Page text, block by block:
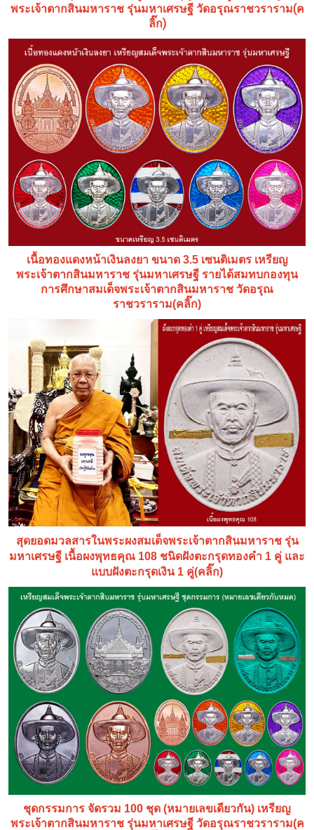
พระเจ้าตากสินมหาราช รุ่นมหาเศรษฐี วัดอรุณราชวราราม(ค
ลิ๊ก)
เนื้อทองแดงหน้าเงินลงยา ขนาด 3.5 เซนติเมตร เหรียญ
พระเจ้าตากสินมหาราช รุ่นมหาเศรษฐี รายได้สมทบกองทุน
การศึกษาสมเด็จพระเจ้าตากสินมหาราช วัดอรุณ
ราชวราราม(คลิ๊ก)
สุดยอดมวลสารในพระผงสมเด็จพระเจ้าตากสินมหาราช รุ่น
มหาเศรษฐี เนื้อผงพุทธคุณ 108 ชนิดฝังตะกรุดทองคำ 1 คู่ และ
แบบฝังตะกรุดเงิน 1 คู่(คลิ๊ก)
ชุดกรรมการ จัดรวม 100 ชุด (หมายเลขเดียวกัน) เหรียญ
พระเจ้าตากสินมหาราช รุ่นมหาเศรษฐี วัดอรุณราชวราราม(ค